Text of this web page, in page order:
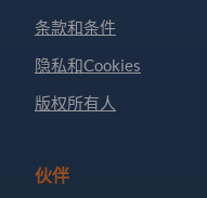
条款和条件
隐私和Cookies
版权所有人
伙伴